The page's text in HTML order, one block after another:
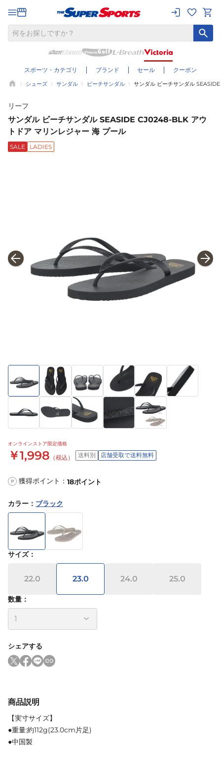
スポーツ・カテゴリ ブランド セール クーポン
シューズ サンダル ビーチサンダル サンダル ビーチサンダル
リーフ
サンダル ビーチサンダル SEASIDE CJ0248-BLK アウ
トドア マリンレジャー 海 プール
SALE LADIES
オンラインストア限定価格
￥1,998 （税込） 送料別 店舗受取で送料無料
P 獲得ポイント： 18ポイント
カラー ： ブラック
サイズ：
22.0 23.0 24.0 25.0
数量：
シェアする
商品説明
【実寸サイズ】
●重量:約112g(23.0cm片足)
●中国製